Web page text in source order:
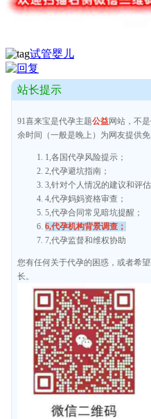
试管婴儿
站长提示
91喜来宝是代孕主题公益网站，不
余时间（一般是晚上）为网友提供免
1,各国代孕风险提示；
2,代孕避坑指南；
3,针对个人情况的建议和评估
4,代孕妈妈资格审查；
5,代孕合同常见暗坑提醒；
6,代孕机构背景调查；
7,代孕监督和维权协助
您有任何关于代孕的困惑，或者希
长。